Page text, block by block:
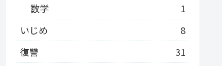
数学
1
いじめ
8
復讐
31